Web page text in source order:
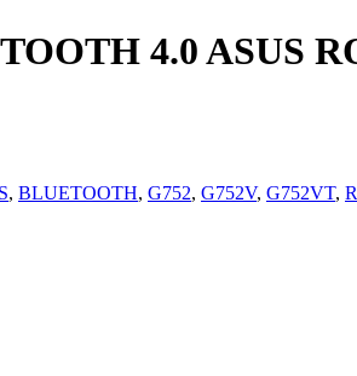
4.0 ASUS
, BLUETOOTH, G752, G752V, G752VT,